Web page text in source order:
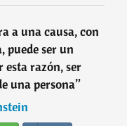
a una causa, con
puede ser un
esta razón, ser
una persona”